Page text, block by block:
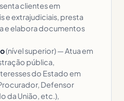
clientes em
e extrajudiciais, presta
e elabora documentos
(nível superior) — Atua em
pública,
do Estado em
Defensor
da União, etc.),